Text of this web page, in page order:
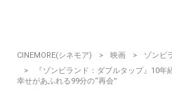
CINEMORE(シネモア) 映画
ゾンビ
『ゾンビランド：ダブルタップ』10
幸せがあふれる99分の“再会”